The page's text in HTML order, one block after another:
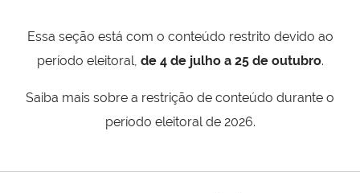
Essa seção está com o conteúdo restrito devido ao
período eleitoral, de 4 de julho a 25 de outubro.
Saiba mais sobre a restrição de conteúdo durante o
período eleitoral de 2026.